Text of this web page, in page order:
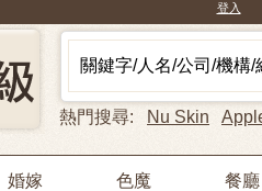
登入
熱門搜尋: Nu Skin
婚嫁 色魔 餐廳